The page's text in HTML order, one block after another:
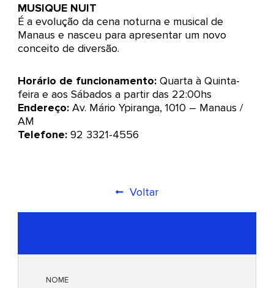
MUSIQUE NUIT
É a evolução da cena noturna e musical de
Manaus e nasceu para apresentar um novo
conceito de diversão.
Horário de funcionamento:Quarta à Quinta-
feira e aos Sábados a partir das 22:00hs
Endereço:Av. Mário Ypiranga, 1010 – Manaus /
AM
Telefone:92 3321-4556
Voltar
NOME